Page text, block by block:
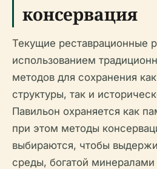
консервация
Текущие реставрационные
использованием
методов для сохранения
структуры, так и
Павильон охраняется как
при этом методы
выбираются, чтобы
среды, богатой минералами